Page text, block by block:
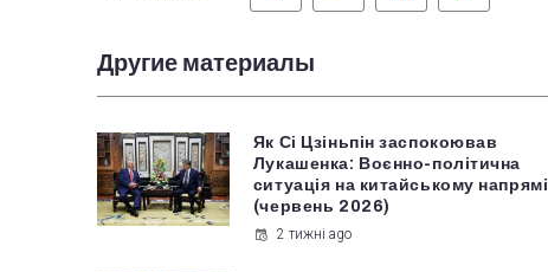
Другие материалы
Як Сі Цзіньпін заспокоював
Лукашенка: Воєнно-політична
ситуація на китайському напрямі
(червень 2026)
2 тижні ago